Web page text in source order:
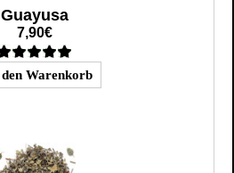
Guayusa
7,90€